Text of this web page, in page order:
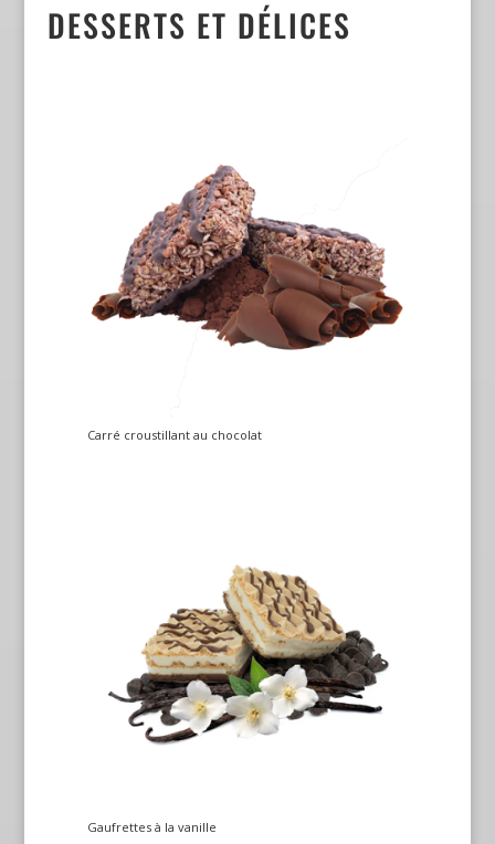
DESSERTS ET DÉLICES
Carré croustillant au chocolat
Gaufrettes à la vanille